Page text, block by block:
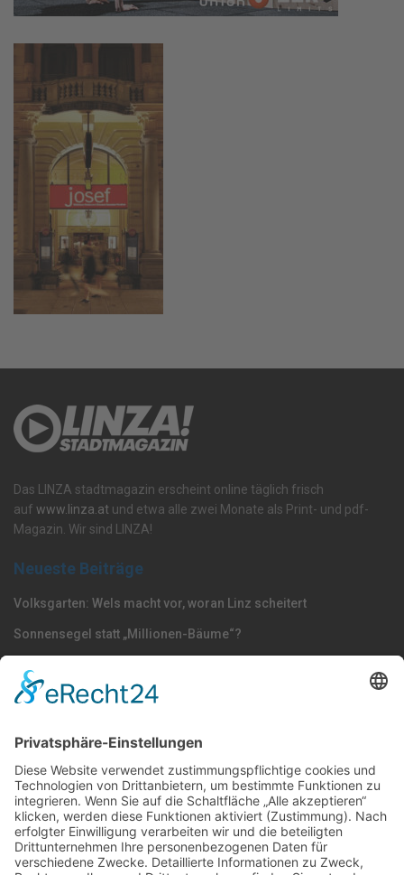
Das LINZA stadtmagazin erscheint online täglich frisch
auf www.linza.at und etwa alle zwei Monate als Print- und pdf-
Magazin. Wir sind LINZA!
Neueste Beiträge
Volksgarten: Wels macht vor, woran Linz scheitert
Sonnensegel statt „Millionen-Bäume“?
Strafmündigkeit jetzt senken“
Allgemein
Events
Freizeit
Galerie
Klima
Linz
LINZAgschichten
Meinung
Politik
Unterwegs
VerQUERt I Satire
Wels